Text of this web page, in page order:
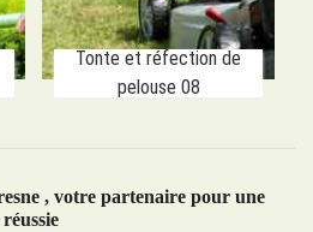
Tonte et réfection de
pelouse 08
, votre partenaire pour une